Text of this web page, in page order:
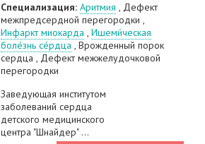
Специализация:Аритмия , Дефект
межпредсердной перегородки ,
Инфаркт миокарда ,Ишеми́ческая
боле́знь се́рдца , Врожденный порок
сердца , Дефект межжелудочковой
перегородки
Заведующая институтом
заболеваний сердца
детского медицинского
центра "Шнайдер" ...